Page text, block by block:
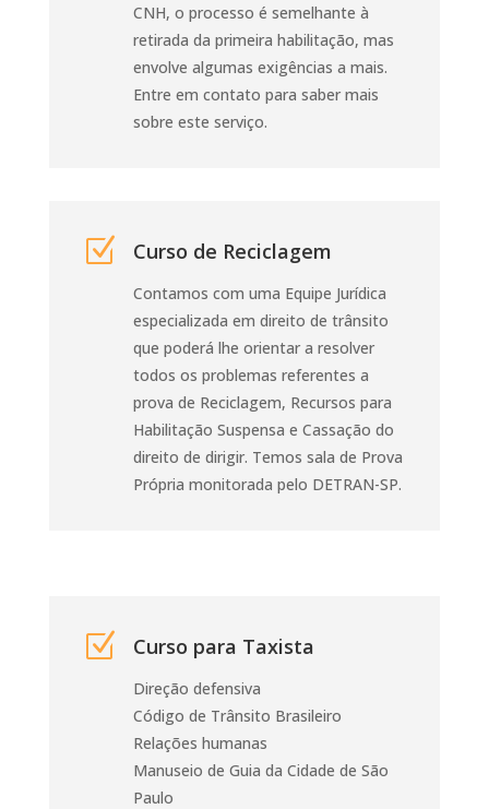
CNH, o processo é semelhante à
retirada da primeira habilitação, mas
envolve algumas exigências a mais.
Entre em contato para saber mais
sobre este serviço.
Z Curso de Reciclagem
Contamos com uma Equipe Jurídica
especializada em direito de trânsito
que poderá lhe orientar a resolver
todos os problemas referentes a
prova de Reciclagem, Recursos para
Habilitação Suspensa e Cassação do
direito de dirigir. Temos sala de Prova
Própria monitorada pelo DETRAN-SP.
Z Curso para Taxista
Direção defensiva
Código de Trânsito Brasileiro
Relações humanas
Manuseio de Guia da Cidade de São
Paulo